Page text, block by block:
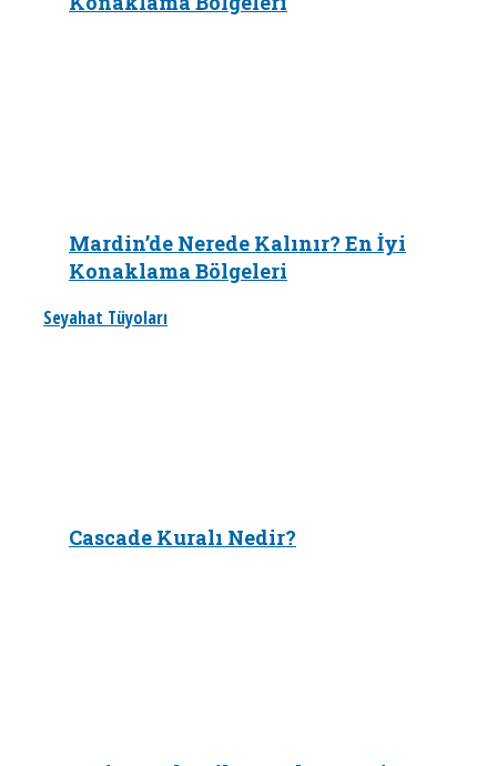
Mardin’de Nerede Kalınır? En İyi
Konaklama Bölgeleri
Seyahat Tüyoları
Cascade Kuralı Nedir?